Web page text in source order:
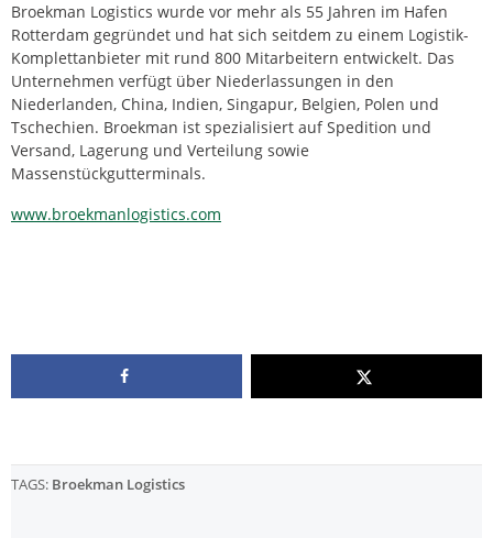
Broekman Logistics wurde vor mehr als 55 Jahren im Hafen
Rotterdam gegründet und hat sich seitdem zu einem Logistik-
Komplettanbieter mit rund 800 Mitarbeitern entwickelt. Das
Unternehmen verfügt über Niederlassungen in den
Niederlanden, China, Indien, Singapur, Belgien, Polen und
Tschechien. Broekman ist spezialisiert auf Spedition und
Versand, Lagerung und Verteilung sowie
Massenstückgutterminals.
www.broekmanlogistics.com
TAGS: Broekman Logistics